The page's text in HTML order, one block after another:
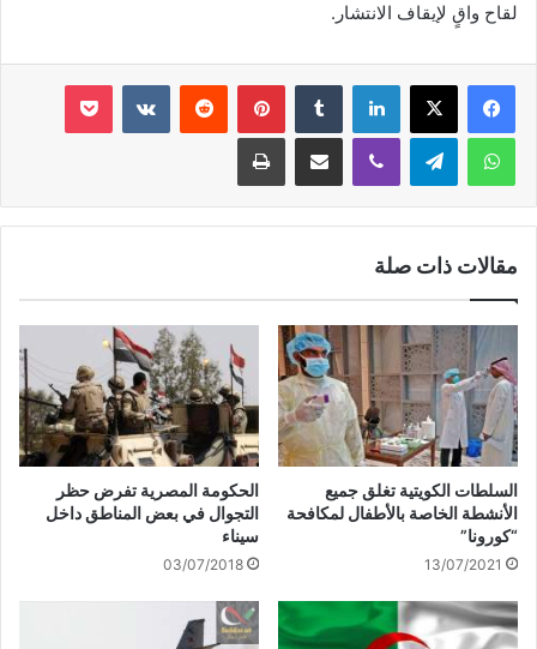
لقاح واقٍ لإيقاف الانتشار.
لينكدإن بينتيريست
واتساب
مقالات ذات صلة
السلطات الكويتية تغلق جميع
الأنشطة الخاصة بالأطفال لمكافحة
“كورونا”
13/07/2021
الحكومة المصرية تفرض حظر
التجوال في بعض المناطق داخل
سيناء
03/07/2018